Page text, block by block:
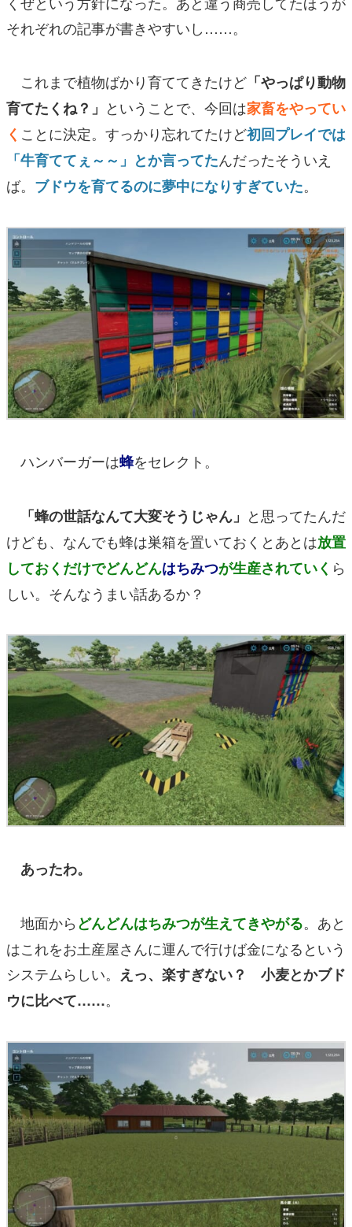
それぞれの記事が書きやすいし……。
これまで植物ばかり育ててきたけど 「やっぱり動物
育てたくね？」 ということで、今回は家畜をやってい
く ことに決定。すっかり忘れてたけど初回プレイでは
「牛育ててぇ～～」とか言ってたんだったそういえ
ば。 ブドウを育てるのに夢中になりすぎていた。
ハンバーガーは蜂をセレクト。
「蜂の世話なんて大変そうじゃん」 と思ってたんだ
けども、なんでも蜂は巣箱を置いておくとあとは放置
しておくだけでどんどんはちみつが生産されていく ら
しい。そんなうまい話あるか？
あったわ。
地面からどんどんはちみつが生えてきやがる。あと
はこれをお土産屋さんに運んで行けば金になるという
システムらしい。 えっ、楽すぎない？
小麦とかブド
ウに比べて……。